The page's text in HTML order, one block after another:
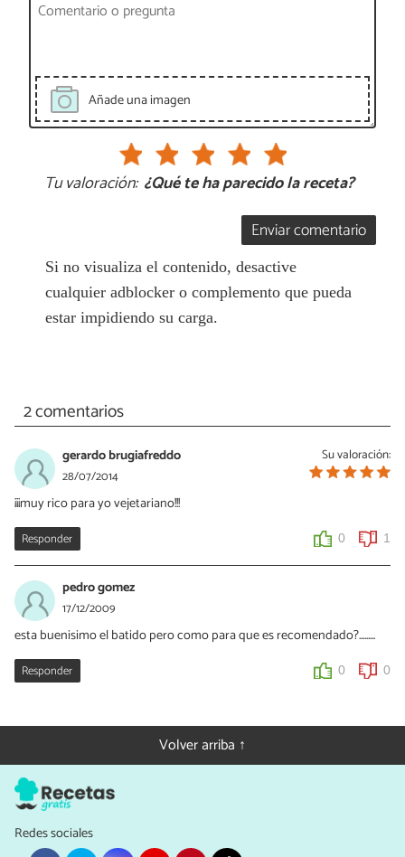
Añade una imagen
Tu valoración: ¿Qué te ha parecido la receta?
Enviar comentario
Si no visualiza el contenido, desactive
cualquier adblocker o complemento que pueda
estar impidiendo su carga.
2 comentarios
Su valoración:
gerardo brugiafreddo
28/07/2014
¡¡¡muy rico para yo vejetariano!!!
Responder 0 1
pedro gomez
17/12/2009
esta buenisimo el batido pero como para que es recomendado?.........
Responder 0 0
Volver arriba ↑
Redes sociales